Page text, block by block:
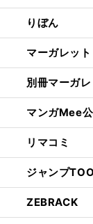
りぼん
マーガレット
別冊マーガレ
マンガMee
リマコミ
ジャンプ
ZEBRACK